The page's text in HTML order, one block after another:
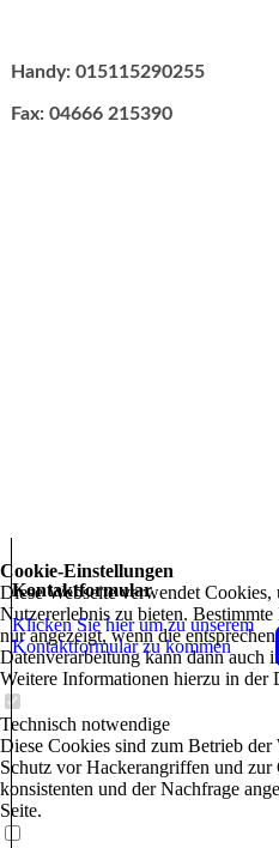
Handy: 015115290255
Fax: 04666 215390
Kontaktformular
Klicken Sie hier um zu unserem
Kon­takt­for­mu­lar zu kommen
Cookie-Einstellungen
Diese Webseite verwendet
Nutzererlebnis zu bieten.
nur angezeigt, wenn die
Datenverarbeitung kann dann auch
Weitere Informationen hierzu in der
Technisch notwendige
Diese Cookies sind zum Betrieb
Schutz vor Hackerangriffen und zur
konsistenten und der Nachfrage
Seite.